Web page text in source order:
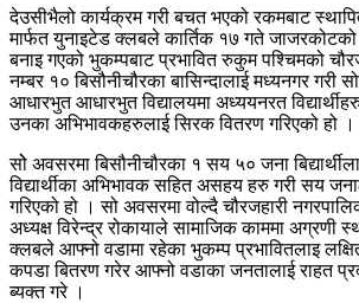
देउसीभैलो कार्यक्रम गरी बचत भएको रकमबाट
मार्फत युनाइटेड क्लबले कार्तिक १७ गते जाजरकोटको
बनाइ गएको भुकम्पबाट प्रभावित रुकुम पश्चिमको
नम्बर १० बिसौनीचौरका बासिन्दालाई मध्यनगर गरी
आधारभुत आधारभुत विद्यालयमा अध्ययनरत
उनका अभिभावकहरुलाई सिरक वितरण गरिएको हो ।
सोे अवसरमा बिसौनीचौरका १ सय ५० जना
विद्यार्थीका अभिभावक सहित असहय हरु गरी सय
गरिएको हो । सो अवसरमा वोल्दै चौरजहारी
अध्यक्ष विरेन्द्र रोकायाले सामाजिक काममा अग्रणी
क्लबले आफ्नो वडामा रहेका भुकम्प प्रभावितलाइ लक्षित
कपडा बितरण गरेर आफ्नो वडाका जनतालाई राहत
ब्यक्त गरे ।